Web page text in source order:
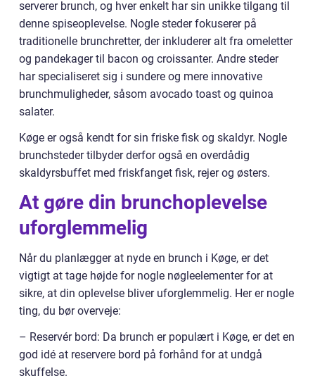
serverer brunch, og hver enkelt har sin unikke tilgang til
denne spiseoplevelse. Nogle steder fokuserer på
traditionelle brunchretter, der inkluderer alt fra omeletter
og pandekager til bacon og croissanter. Andre steder
har specialiseret sig i sundere og mere innovative
brunchmuligheder, såsom avocado toast og quinoa
salater.
Køge er også kendt for sin friske fisk og skaldyr. Nogle
brunchsteder tilbyder derfor også en overdådig
skaldyrsbuffet med friskfanget fisk, rejer og østers.
At gøre din brunchoplevelse
uforglemmelig
Når du planlægger at nyde en brunch i Køge, er det
vigtigt at tage højde for nogle nøgleelementer for at
sikre, at din oplevelse bliver uforglemmelig. Her er nogle
ting, du bør overveje:
– Reservér bord: Da brunch er populært i Køge, er det en
god idé at reservere bord på forhånd for at undgå
skuffelse.